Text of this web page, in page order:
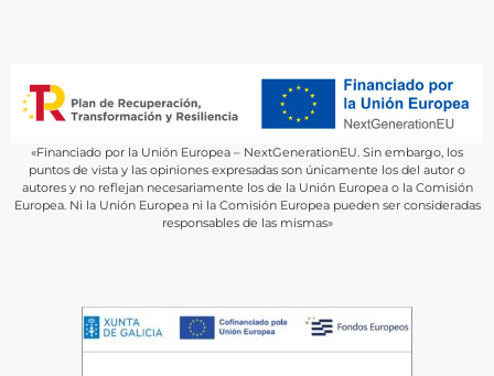
«Financiado por la Unión Europea – NextGenerationEU. Sin embargo, los
puntos de vista y las opiniones expresadas son únicamente los del autor o
autores y no reflejan necesariamente los de la Unión Europea o la Comisión
Europea. Ni la Unión Europea ni la Comisión Europea pueden ser consideradas
responsables de las mismas»